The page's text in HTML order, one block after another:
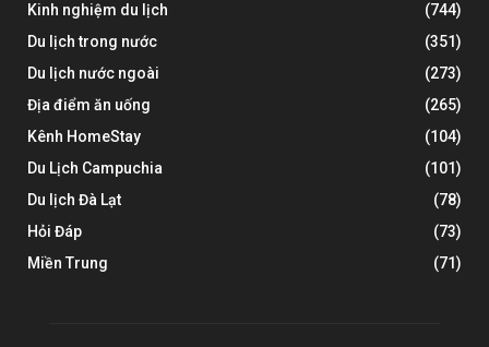
Kinh nghiệm du lịch
(744)
Du lịch trong nước
(351)
Du lịch nước ngoài
(273)
Địa điểm ăn uống
(265)
Kênh HomeStay
(104)
Du Lịch Campuchia
(101)
Du lịch Đà Lạt
(78)
Hỏi Đáp
(73)
Miền Trung
(71)